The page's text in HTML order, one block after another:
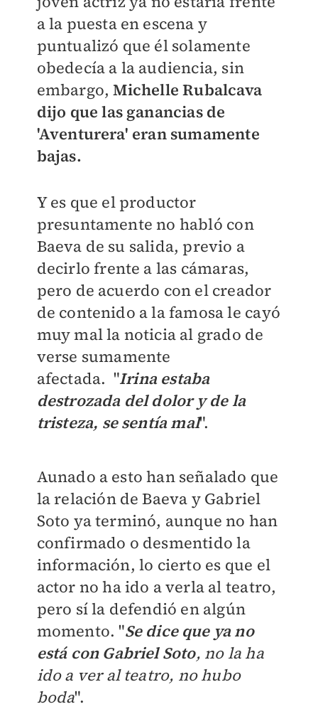
a la puesta en escena y
puntualizó que él solamente
obedecía a la audiencia, sin
embargo,Michelle Rubalcava
dijo que las ganancias de
'Aventurera' eran sumamente
bajas.
Y es que el productor
presuntamente no habló con
Baeva de su salida, previo a
decirlo frente a las cámaras,
pero de acuerdo con el creador
de contenido a la famosa le cayó
muy mal la noticia al grado de
verse sumamente
afectada. "Irina estaba
destrozada del dolor y de la
tristeza, se sentía mal".
Aunado a esto han señalado que
la relación de Baeva y Gabriel
Soto ya terminó, aunque no han
confirmado o desmentido la
información, lo cierto es que el
actor no ha ido a verla al teatro,
pero sí la defendió en algún
momento. "Se dice que ya no
está con Gabriel Soto, no la ha
ido a ver al teatro, no hubo
boda".